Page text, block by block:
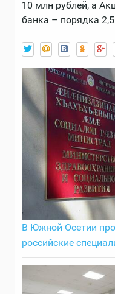
10 млн рублей, а
банка – порядка
В Южной Осетии
российские